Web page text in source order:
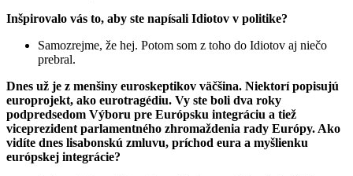
Inšpirovalo vás to, aby ste napísali Idiotov v politike?
Samozrejme, že hej. Potom som z toho do Idiotov aj niečo
prebral.
Dnes už je z menšiny euroskeptikov väčšina. Niektorí popisujú
europrojekt, ako eurotragédiu. Vy ste boli dva roky
podpredsedom Výboru pre Európsku integráciu a tiež
viceprezident parlamentného zhromaždenia rady Európy. Ako
vidíte dnes lisabonskú zmluvu, príchod eura a myšlienku
európskej integrácie?